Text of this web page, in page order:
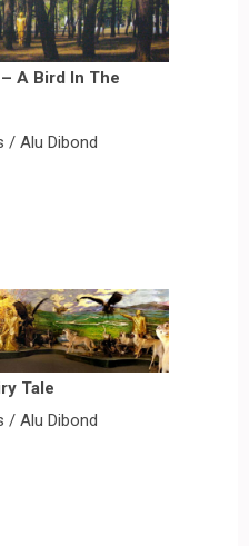
A Bird In The
/ Alu Dibond
Tale
/ Alu Dibond